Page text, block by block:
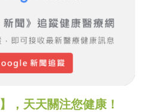
，天天關注您健康！